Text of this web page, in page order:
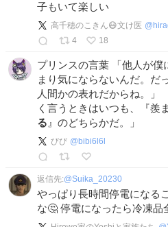
子もいて楽しい
高千穂のこきん😷文け医 @
4
18
プリンスの言葉 「他人が僕
まり気にならないんだ。だ
人間かの表れだからね。」
く言うときはいつも、『羨
る 』のどちらかだ。」
びび @bibi6l6l
返信先:@Suika_20230
やっぱり長時間停電になる
な🤔 停電になったら冷凍品